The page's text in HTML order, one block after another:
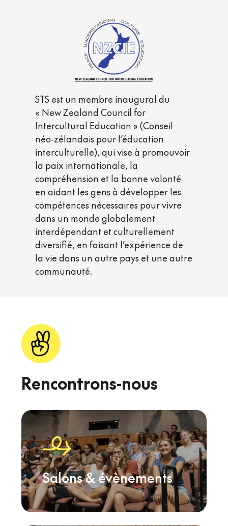
STS est un membre inaugural du
« New Zealand Council for
Intercultural Education » (Conseil
néo-zélandais pour l’éducation
interculturelle), qui vise à promouvoir
la paix internationale, la
compréhension et la bonne volonté
en aidant les gens à développer les
compétences nécessaires pour vivre
dans un monde globalement
interdépendant et culturellement
diversifié, en faisant l’expérience de
la vie dans un autre pays et une autre
communauté.
Rencontrons-nous
Salons & évènements